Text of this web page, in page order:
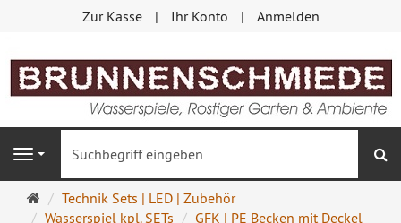
Zur Kasse Ihr Konto Anmelden
Navigation
Startseite
Technik Sets | LED | Zubehör
Wasserspiel kpl. SETs
GFK | PE Becken mit Deckel